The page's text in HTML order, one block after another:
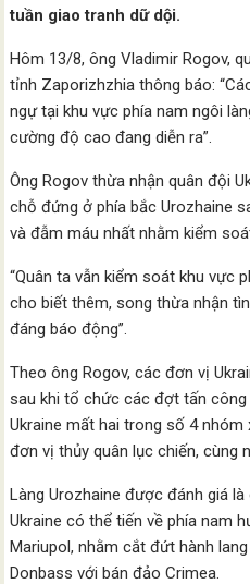
tuần giao tranh dữ dội.
Hôm 13/8, ông Vladimir Rogov,
tỉnh Zaporizhzhia thông báo:
ngự tại khu vực phía nam ngôi
cường độ cao đang diễn ra”.
Ông Rogov thừa nhận quân đội
chỗ đứng ở phía bắc Urozhaine
và đẫm máu nhất nhằm kiểm
“Quân ta vẫn kiểm soát khu vực
cho biết thêm, song thừa nhận
đáng báo động”.
Theo ông Rogov, các đơn vị
sau khi tổ chức các đợt tấn công
Ukraine mất hai trong số 4
đơn vị thủy quân lục chiến, cùng
Làng Urozhaine được đánh giá
Ukraine có thể tiến về phía nam
Mariupol, nhằm cắt đứt hành
Donbass với bán đảo Crimea.